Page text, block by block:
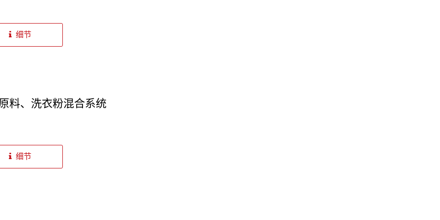
细节
料、洗衣粉混合系统
细节